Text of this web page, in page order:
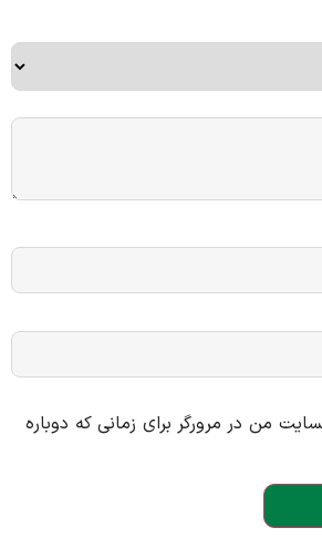
من در مرورگر برای زمانی که دوباره